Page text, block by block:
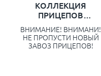
КОЛЛЕКЦИЯ
ПРИЦЕПОВ
КОТОРАЯ НЕ
ОСТАВИТ
РАВНОДУШНЫХ
ВНИМАНИЕ! ВНИМАНИ!
НЕ ПРОПУСТИ НОВЫЙ
ЗАВОЗ ПРИЦЕПОВ!